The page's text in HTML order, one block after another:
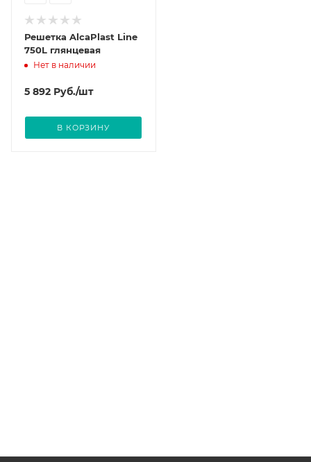
Решетка AlcaPlast Line
750L глянцевая
Нет в наличии
5 892 Руб./шт
В КОРЗИНУ